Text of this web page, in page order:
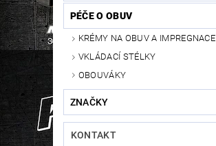
PÉČE O OBUV
KRÉMY NA OBUV A IMPREGNACE
VKLÁDACÍ STÉLKY
OBOUVÁKY
ZNAČKY
KONTAKT